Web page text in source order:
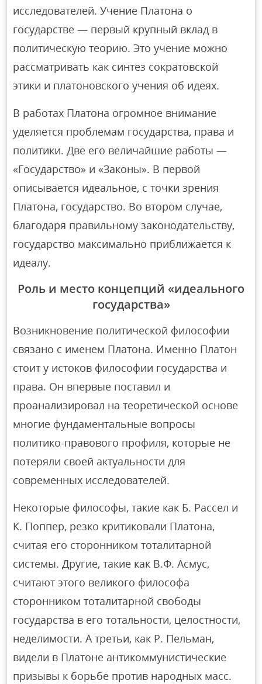
исследователей. Учение Платона о
государстве — первый крупный вклад в
политическую теорию. Это учение можно
рассматривать как синтез сократовской
этики и платоновского учения об идеях.
В работах Платона огромное внимание
уделяется проблемам государства, права и
политики. Две его величайшие работы —
«Государство» и «Законы». В первой
описывается идеальное, с точки зрения
Платона, государство. Во втором случае,
благодаря правильному законодательству,
государство максимально приближается к
идеалу.
Роль и место концепций «идеального
государства»
Возникновение политической философии
связано с именем Платона. Именно Платон
стоит у истоков философии государства и
права. Он впервые поставил и
проанализировал на теоретической основе
многие фундаментальные вопросы
политико-правового профиля, которые не
потеряли своей актуальности для
современных исследователей.
Некоторые философы, такие как Б. Рассел и
К. Поппер, резко критиковали Платона,
считая его сторонником тоталитарной
системы. Другие, такие как В.Ф. Асмус,
считают этого великого философа
сторонником тоталитарной свободы
государства в его тотальности, целостности,
неделимости. А третьи, как Р. Пельман,
видели в Платоне антикоммунистические
призывы к борьбе против народных масс.